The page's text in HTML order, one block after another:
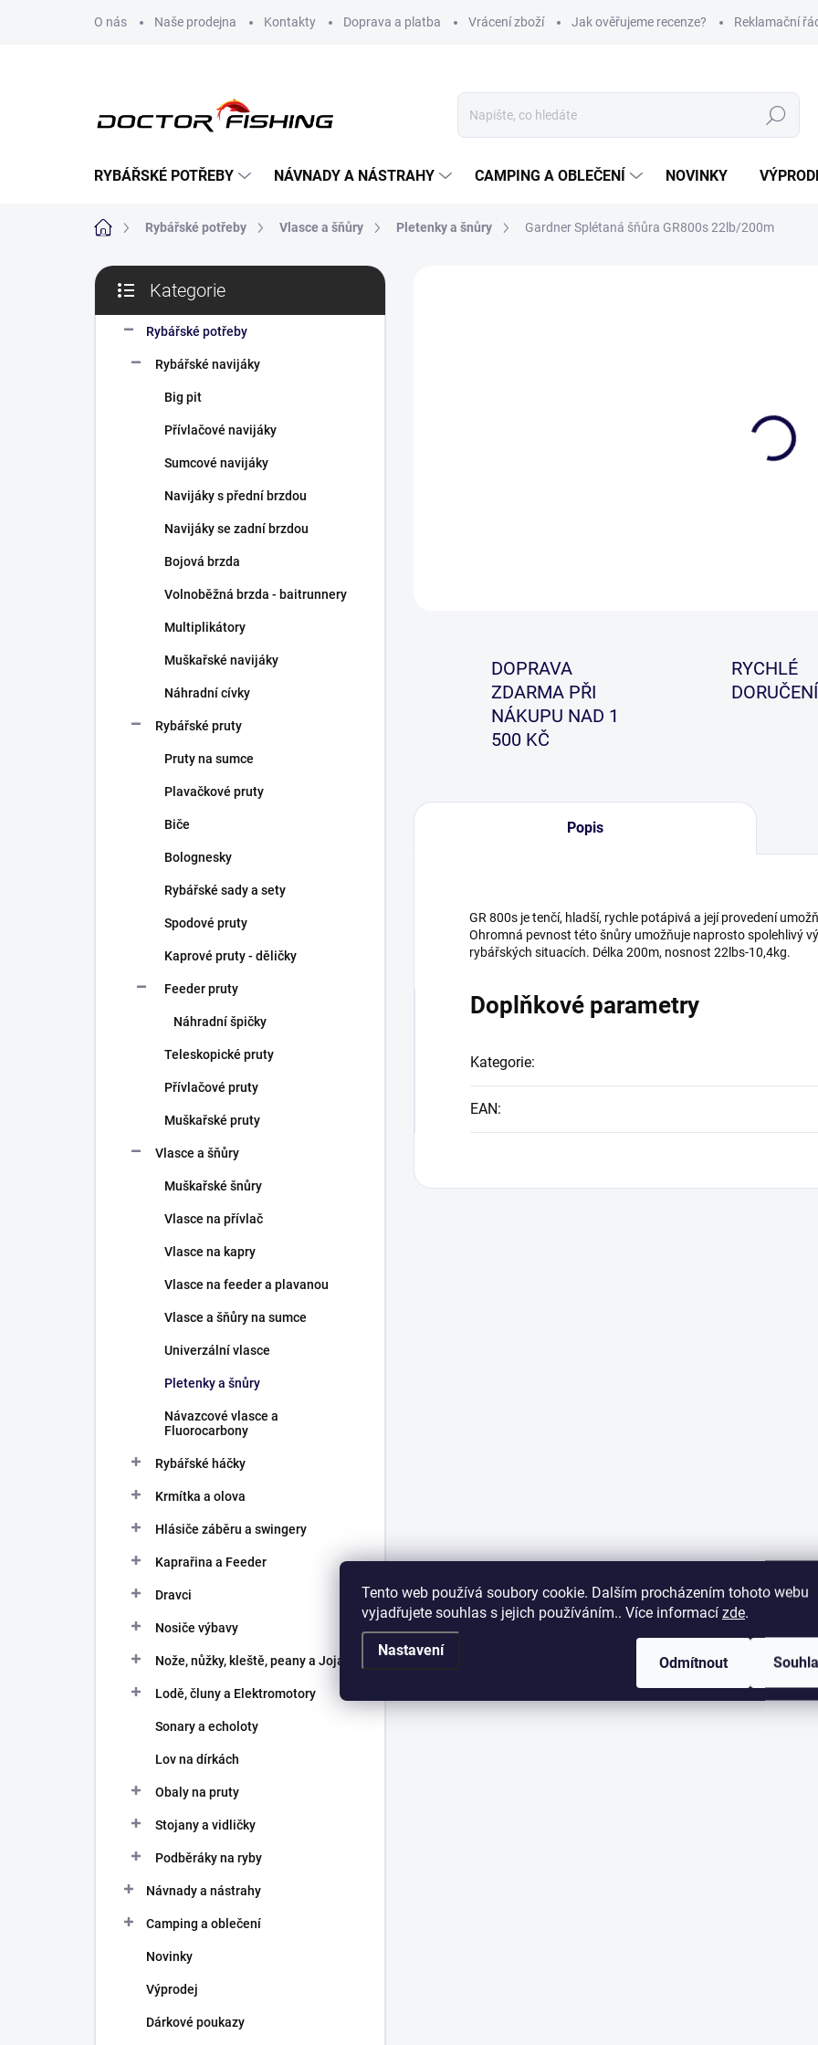
Tento web používá soubory cookie. Dalším procházením tohoto webu
vyjadřujete souhlas s jejich používáním.. Více informací zde.
Nastavení
Odmítnout
O nás Naše prodejna Kontakty Doprava a platba Vrácení zboží Jak ověřujeme recenze? Reklamační
Hledat
RYBÁŘSKÉ POTŘEBY NÁVNADY A NÁSTRAHY CAMPING A OBLEČENÍ NOVINKY
Domů Rybářské potřeby Vlasce a šňůry Pletenky a šnůry Gardner Splétaná šňůra GR800s 22lb/200m
P
s
kategorie
Kategorie
Rybářské potřeby
Rybářské navijáky
Big pit
Přívlačové navijáky
Sumcové navijáky
Navijáky s přední brzdou
Navijáky se zadní brzdou
Bojová brzda
Volnoběžná brzda - baitrunnery
Multiplikátory
Muškařské navijáky
Náhradní cívky
Rybářské pruty
Pruty na sumce
Plavačkové pruty
Biče
Bolognesky
Rybářské sady a sety
Spodové pruty
Kaprové pruty - děličky
Feeder pruty
Náhradní špičky
Teleskopické pruty
Přívlačové pruty
Muškařské pruty
Vlasce a šňůry
Muškařské šnůry
Vlasce na přívlač
Vlasce na kapry
Vlasce na feeder a plavanou
Vlasce a šňůry na sumce
Univerzální vlasce
Pletenky a šnůry
Návazcové vlasce a
Fluorocarbony
Rybářské háčky
Krmítka a olova
Hlásiče záběru a swingery
Kaprařina a Feeder
Dravci
Nosiče výbavy
Nože, nůžky, kleště, peany a Joja
Lodě, čluny a Elektromotory
Sonary a echoloty
Lov na dírkách
Obaly na pruty
Stojany a vidličky
Podběráky na ryby
Návnady a nástrahy
Camping a oblečení
Novinky
Výprodej
Dárkové poukazy
DOPRAVA
ZDARMA PŘI
NÁKUPU NAD 1
500 KČ
RYCHLÉ
DORUČENÍ
Popis
GR 800s je tenčí, hladší, rychle potápivá a její provedení
Ohromná pevnost této šnůry umožňuje naprosto spolehlivý
rybářských situacích. Délka 200m, nosnost 22lbs-10,4kg.
Doplňkové parametry
Kategorie:
EAN: